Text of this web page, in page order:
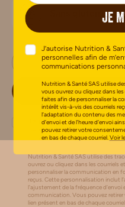
JE
J’autorise Nutrition & Santé
personnelles afin de
personnalisées.
Nutrition & Santé SAS utilise des
ouvrez ou cliquez dans les courriels
personnaliser la communication en
reçus. Cette personnalisation inclut
l'ajustement de la fréquence d’envoi
communication. Vous pouvez
lien présent en bas de chaque
JE
J’autorise Nutrition &
personnelles afin de
communications
Nutrition & Santé SAS utilise
vous ouvrez ou cliquez dans les
faites afin de personnaliser la
intérêt vis-à-vis des courriels
l’adaptation du contenu des
d’envoi et de l’heure d’envoi
pouvez retirer votre
en bas de chaque courriel.Voir